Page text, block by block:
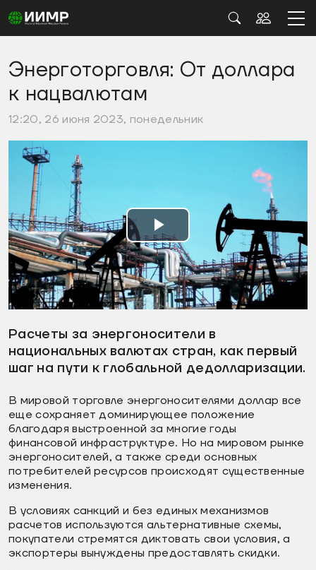
Энерготорговля: От доллара
к нацвалютам
12:20, 26 июня 2023, понедельник
Воспроизвести
видео
Расчеты за энергоносители в
национальных валютах стран, как первый
шаг на пути к глобальной дедолларизации.
В мировой торговле энергоносителями доллар все
еще сохраняет доминирующее положение
благодаря выстроенной за многие годы
финансовой инфраструктуре. Но на мировом рынке
энергоносителей, а также среди основных
потребителей ресурсов происходят существенные
изменения.
В условиях санкций и без единых механизмов
расчетов используются альтернативные схемы,
покупатели стремятся диктовать свои условия, а
экспортеры вынуждены предоставлять скидки.